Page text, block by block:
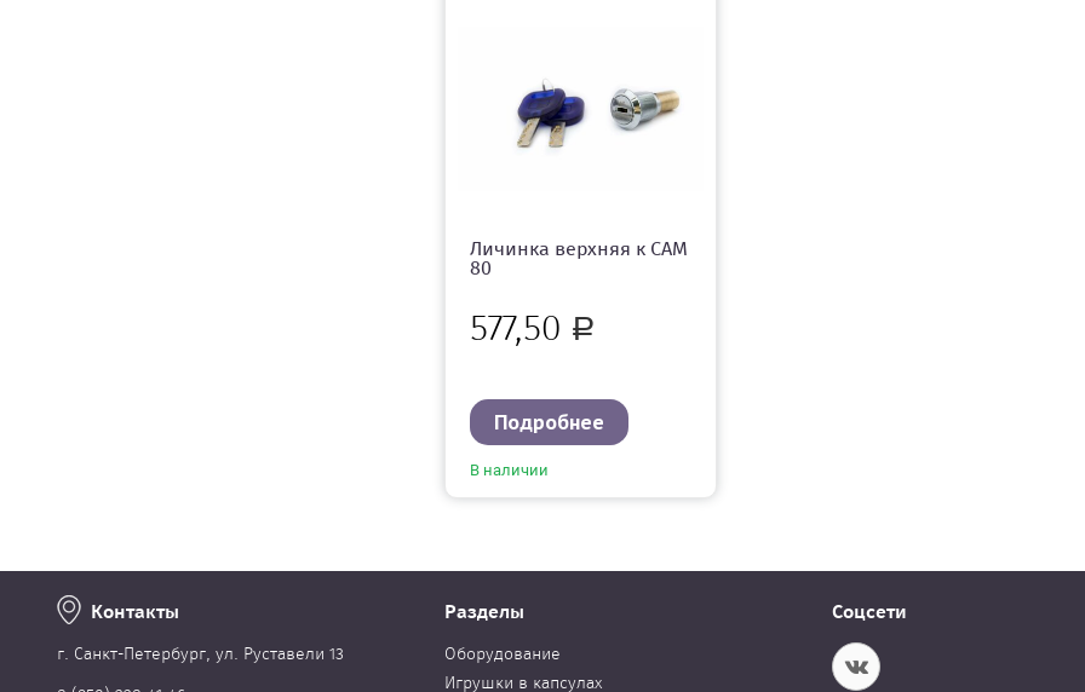
Личинка верхняя к САМ
80
577,50 Р
Подробнее
В наличии
Контакты
г. Cанкт-Петербург, ул. Руставели 13
Разделы
Оборудование
Игрушки в капсулах
Соцсети